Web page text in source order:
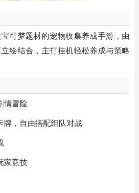
宝可梦题材的宠物收集养成手游，由
绘结合，主打挂机轻松养成与策略
情冒险
牌，自由搭配组队对战
家竞技